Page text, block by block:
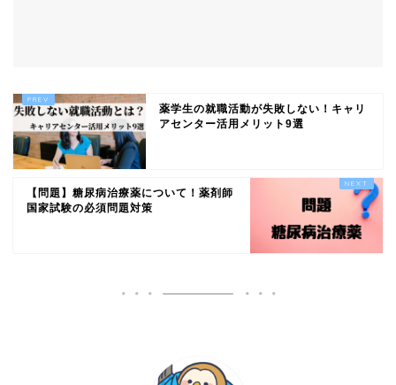
薬学生の就職活動が失敗しない！キャリ
アセンター活用メリット9選
【問題】糖尿病治療薬について！薬剤師
国家試験の必須問題対策